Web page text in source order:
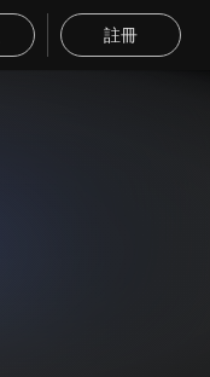
註冊